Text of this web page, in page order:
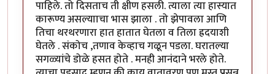
पाहिले. तो दिसताच ती क्षीण हसली. त्याला त्या हास्यात
कारूण्य असल्यााचा भास झाला . तो झेपावला आणि
तिचा थरथरणारा हात हातात घेतला व तिला ह्रदयाशी
घेतले . संकोच ,तणाव केव्हाच गळून पडला. घरातल्या
सगळ्यांचे डोळे हसत होते . मनही आनंदाने भरले होते.